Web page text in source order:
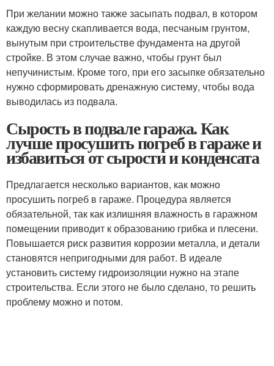
При желании можно также засыпать подвал, в котором
каждую весну скапливается вода, песчаным грунтом,
вынутым при строительстве фундамента на другой
стройке. В этом случае важно, чтобы грунт был
непучинистым. Кроме того, при его засыпке обязательно
нужно сформировать дренажную систему, чтобы вода
выводилась из подвала.
Сырость в подвале гаража. Как
лучше просушить погреб в гараже и
избавиться от сырости и конденсата
Предлагается несколько вариантов, как можно
просушить погреб в гараже. Процедура является
обязательной, так как излишняя влажность в гаражном
помещении приводит к образованию грибка и плесени.
Повышается риск развития коррозии металла, и детали
становятся непригодными для работ. В идеале
установить систему гидроизоляции нужно на этапе
строительства. Если этого не было сделано, то решить
проблему можно и потом.